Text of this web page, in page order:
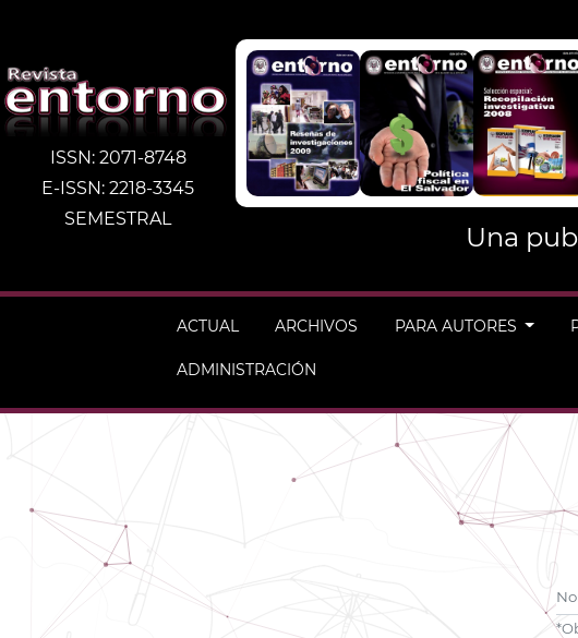
ISSN: 2071-8748
E-ISSN: 2218-3345
SEMESTRAL
Una
ACTUAL ARCHIVOS PARA AUTORES
ADMINISTRACIÓN
*